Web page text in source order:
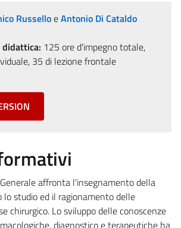
RusselloeAntonio Di Cataldo
didattica: 125 ore d'impegno totale,
35 di lezione frontale
affronta l'insegnamento della
lo studio ed il ragionamento delle
chirurgico. Lo sviluppo delle conoscenze
diagnostico e terapeutiche ha